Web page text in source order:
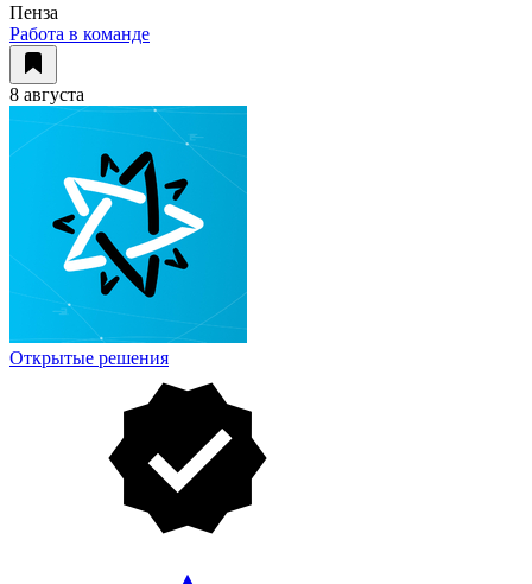
Пенза
Работа в команде
8 августа
Открытые решения